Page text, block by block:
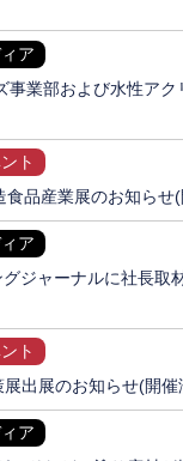
ア
事業部および水性ア
ト
食品産業展のお知らせ
ア
ジャーナルに社長取
ト
出展のお知らせ(開催
ア